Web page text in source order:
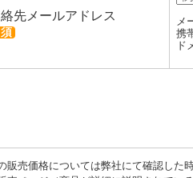
先メールアドレス
メ
携
ド
販売価格については弊社にて確認した